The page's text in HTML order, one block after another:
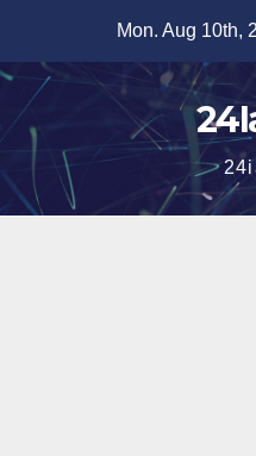
content
Mon. Aug 10th,